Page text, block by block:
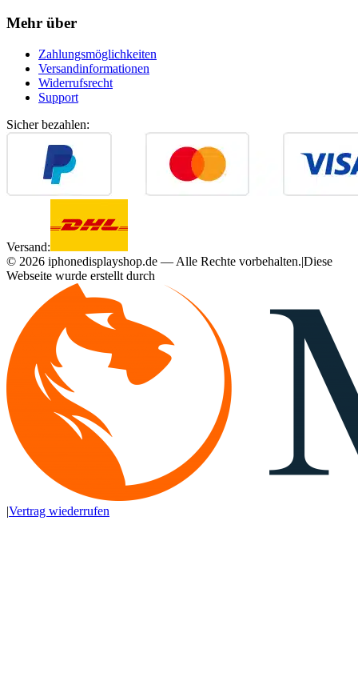
Mehr über
Zahlungsmöglichkeiten
Versandinformationen
Widerrufsrecht
Support
Sicher bezahlen:
Versand:
© 2026 iphonedisplayshop.de — Alle Rechte vorbehalten.|Diese
Webseite wurde erstellt durch
|Vertrag wiederrufen